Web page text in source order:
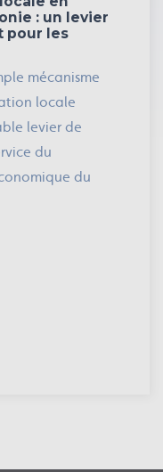
: un levier
pour les
mécanisme
locale
levier de
du
du